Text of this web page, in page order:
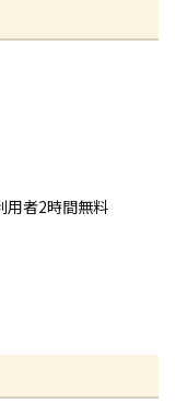
用者2時間無料